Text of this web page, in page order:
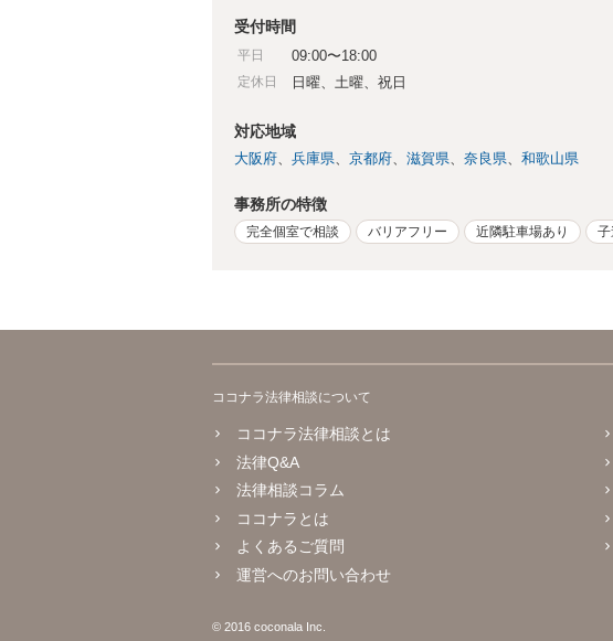
受付時間
平日 09:00〜18:00
定休日 日曜、土曜、祝日
対応地域
大阪府 兵庫県 京都府 滋賀県 奈良県 和歌山県
事務所の特徴
完全個室で相談 バリアフリー 近隣駐車場あり
ココナラ法律相談について
ココナラ法律相談とは
法律Q&A
法律相談コラム
ココナラとは
よくあるご質問
運営へのお問い合わせ
© 2016 coconala Inc.